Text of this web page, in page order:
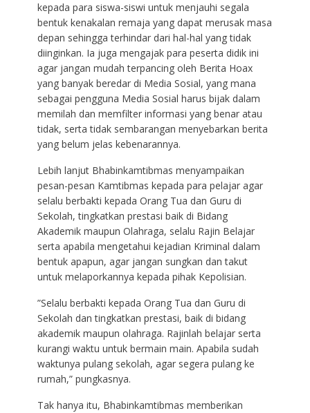
kepada para siswa-siswi untuk menjauhi segala
bentuk kenakalan remaja yang dapat merusak masa
depan sehingga terhindar dari hal-hal yang tidak
diinginkan. Ia juga mengajak para peserta didik ini
agar jangan mudah terpancing oleh Berita Hoax
yang banyak beredar di Media Sosial, yang mana
sebagai pengguna Media Sosial harus bijak dalam
memilah dan memfilter informasi yang benar atau
tidak, serta tidak sembarangan menyebarkan berita
yang belum jelas kebenarannya.
Lebih lanjut Bhabinkamtibmas menyampaikan
pesan-pesan Kamtibmas kepada para pelajar agar
selalu berbakti kepada Orang Tua dan Guru di
Sekolah, tingkatkan prestasi baik di Bidang
Akademik maupun Olahraga, selalu Rajin Belajar
serta apabila mengetahui kejadian Kriminal dalam
bentuk apapun, agar jangan sungkan dan takut
untuk melaporkannya kepada pihak Kepolisian.
”Selalu berbakti kepada Orang Tua dan Guru di
Sekolah dan tingkatkan prestasi, baik di bidang
akademik maupun olahraga. Rajinlah belajar serta
kurangi waktu untuk bermain main. Apabila sudah
waktunya pulang sekolah, agar segera pulang ke
rumah,” pungkasnya.
Tak hanya itu, Bhabinkamtibmas memberikan